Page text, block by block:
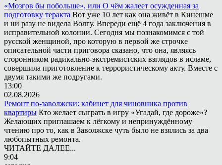
«Мозгов бы побольше», или О чём жалеет осужденная за
подготовку теракта Вот уже 10 лет как она живёт в Кинешме
и ни разу не видела Волгу. Впереди ещё 4 года заключения в
исправительной колонии. Сегодня мы познакомимся с той
русской женщиной, про которую в первой же строчке
описательной части приговора сказано, что она, являясь
сторонником радикально-экстремистских взглядов в исламе,
совершила приготовление к террористическому акту. Вместе с
двумя такими же подругами.
13:00
02.08.2026
Ремонт по-заволжски: кабинет для чиновника против
квартиры Кто желает сыграть в игру «Угадай, где дороже»?
Желающих приглашаем к лёгкому и непринуждённому
чтению про то, как в Заволжске чуть было не взялись за два
любопытных ремонта.
ЧИТАЙТЕ ДАЛЕЕ...
9:04